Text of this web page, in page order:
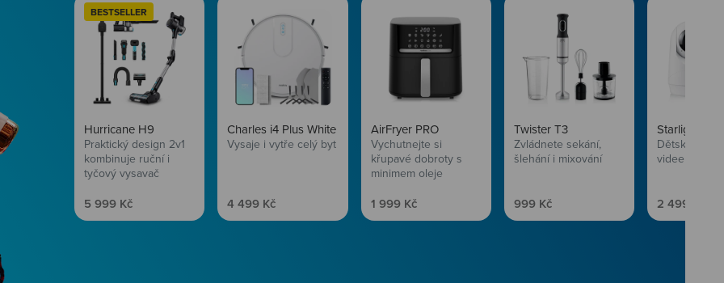
BESTSELLER
Hurricane H9
Praktický design 2v1
kombinuje ruční i
tyčový vysavač
Prodejní cena
5 999 Kč
Charles i4 Plus White
Vysaje i vytře celý byt
Prodejní cena
4 499 Kč
AirFryer PRO
Vychutnejte si
křupavé dobroty s
minimem oleje
Prodejní cena
1 999 Kč
Twister T3
Zvládnete sekání,
šlehání i mixování
Prodejní cena
999 Kč
Starlight SL5
Dětská
videem
Prodejní
2 499 Kč
Péče o vlasy